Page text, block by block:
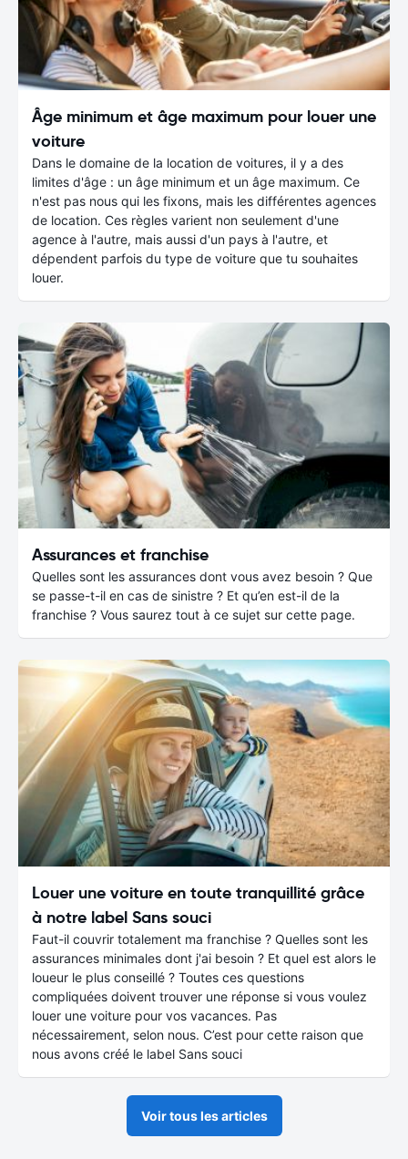
Âge minimum et âge maximum pour louer une
voiture
Dans le domaine de la location de voitures, il y a des
limites d'âge : un âge minimum et un âge maximum. Ce
n'est pas nous qui les fixons, mais les différentes agences
de location. Ces règles varient non seulement d'une
agence à l'autre, mais aussi d'un pays à l'autre, et
dépendent parfois du type de voiture que tu souhaites
louer.
Assurances et franchise
Quelles sont les assurances dont vous avez besoin ? Que
se passe-t-il en cas de sinistre ? Et qu’en est-il de la
franchise ? Vous saurez tout à ce sujet sur cette page.
Louer une voiture en toute tranquillité grâce
à notre label Sans souci
Faut-il couvrir totalement ma franchise ? Quelles sont les
assurances minimales dont j'ai besoin ? Et quel est alors le
loueur le plus conseillé ? Toutes ces questions
compliquées doivent trouver une réponse si vous voulez
louer une voiture pour vos vacances. Pas
nécessairement, selon nous. C’est pour cette raison que
nous avons créé le label Sans souci
Voir tous les articles